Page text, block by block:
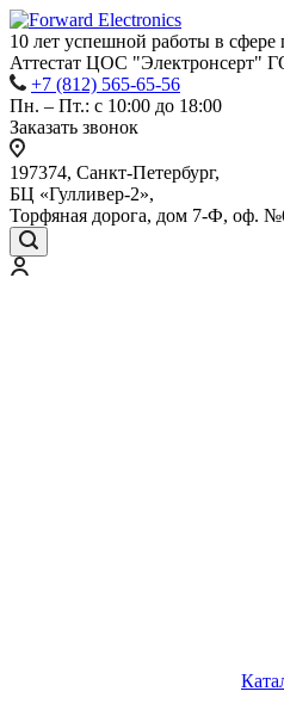
10 лет успешной работы в сфере
Аттестат ЦОС "Электронсерт"
+7 (812) 565-65-56
Пн. – Пт.: с 10:00 до 18:00
Заказать звонок
197374, Санкт-Петербург,
БЦ «Гулливер-2»,
Торфяная дорога, дом 7-Ф, оф.